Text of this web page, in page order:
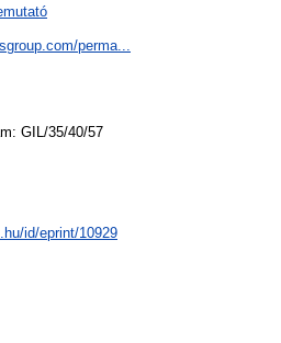
perma...
GIL/35/40/57
id/eprint/10929